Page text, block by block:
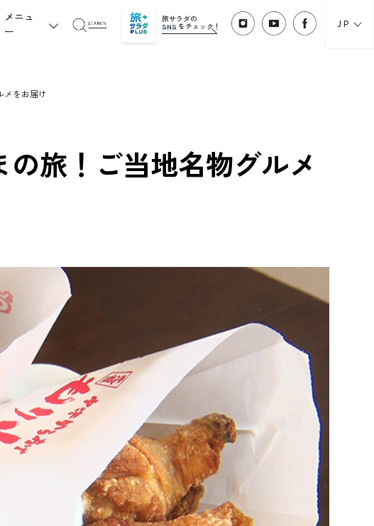
メニュ
ー
旅サラダの
SNS をチェック！ JP
メをお届け
の旅！ご当地名物グルメ